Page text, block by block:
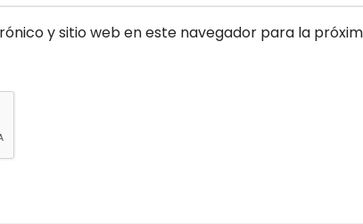
y sitio web en este navegador para la